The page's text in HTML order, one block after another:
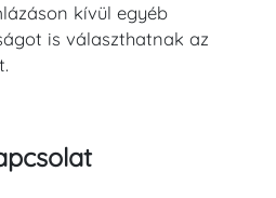
kívül egyéb
is választhatnak az